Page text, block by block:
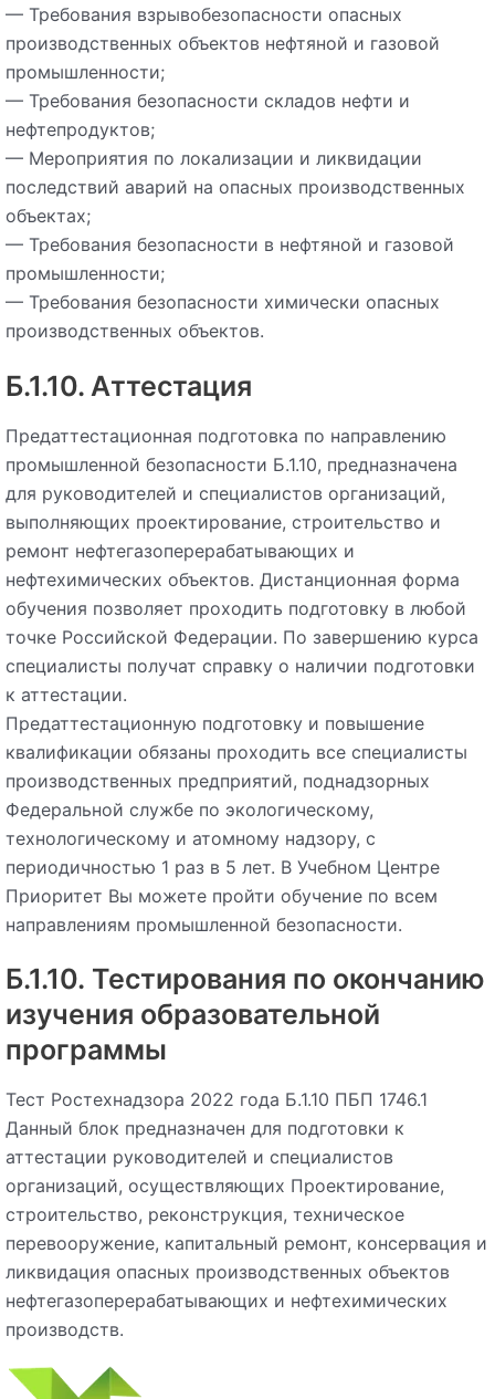
— Требования взрывобезопасности опасных
производственных объектов нефтяной и газовой
промышленности;
— Требования безопасности складов нефти и
нефтепродуктов;
— Мероприятия по локализации и ликвидации
последствий аварий на опасных производственных
объектах;
— Требования безопасности в нефтяной и газовой
промышленности;
— Требования безопасности химически опасных
производственных объектов.
Б.1.10. Аттестация
Предаттестационная подготовка по направлению
промышленной безопасности Б.1.10, предназначена
для руководителей и специалистов организаций,
выполняющих проектирование, строительство и
ремонт нефтегазоперерабатывающих и
нефтехимических объектов. Дистанционная форма
обучения позволяет проходить подготовку в любой
точке Российской Федерации. По завершению курса
специалисты получат справку о наличии подготовки
к аттестации.
Предаттестационную подготовку и повышение
квалификации обязаны проходить все специалисты
производственных предприятий, поднадзорных
Федеральной службе по экологическому,
технологическому и атомному надзору, с
периодичностью 1 раз в 5 лет. В Учебном Центре
Приоритет Вы можете пройти обучение по всем
направлениям промышленной безопасности.
Б.1.10. Тестирования по окончанию
изучения образовательной
программы
Тест Ростехнадзора 2022 года Б.1.10 ПБП 1746.1
Данный блок предназначен для подготовки к
аттестации руководителей и специалистов
организаций, осуществляющих Проектирование,
строительство, реконструкция, техническое
перевооружение, капитальный ремонт, консервация и
ликвидация опасных производственных объектов
нефтегазоперерабатывающих и нефтехимических
производств.